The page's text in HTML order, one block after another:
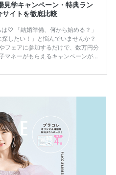
見学キャンペーン・特典ラン
サイトを徹底比較
♡ 「結婚準備、何から始める？」
探したい！」と悩んでいませんか？
フェアに参加するだけで、数万円分
マネーがもらえるキャンペーンがあ
選ぶと損をしてしまうことも……。
ラコレの特典は？」といった疑問も
ずは診断で候補を絞れる「ウェディ
」か、体験型 […]続きを読む